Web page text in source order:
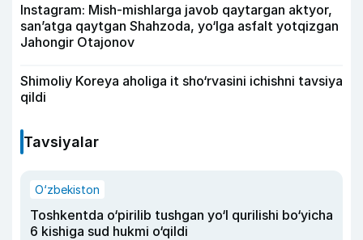
Instagram: Mish-mishlarga javob qaytargan aktyor,
san’atga qaytgan Shahzoda, yo‘lga asfalt yotqizgan
Jahongir Otajonov
Shimoliy Koreya aholiga it sho‘rvasini ichishni tavsiya
qildi
Tavsiyalar
O‘zbekiston
Toshkentda o‘pirilib tushgan yo‘l qurilishi bo‘yicha
6 kishiga sud hukmi o‘qildi